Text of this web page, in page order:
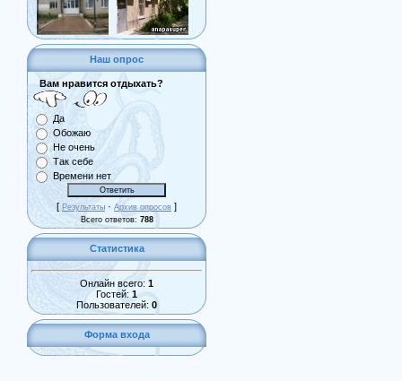
Наш опрос
Вам нравится отдыхать?
Да
Обожаю
Не очень
Так себе
Времени нет
[ Результаты · Архив опросов ]
Всего ответов: 788
Статистика
Онлайн всего: 1
Гостей: 1
Пользователей: 0
Форма входа